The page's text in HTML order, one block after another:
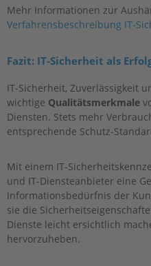
Mehr Informationen zur
Verfahrensbeschreibung IT-
Fazit: IT-Sicherheit als
IT-Sicherheit, Zuverlässigkeit
wichtige Qualitätsmerkmale
Diensten. Stets mehr
entsprechende Schutz-
Mit einem IT-
und IT-Diensteanbieter eine
Informationsbedürfnis der
sie die
Dienste leicht ersichtlich
hervorzuheben.